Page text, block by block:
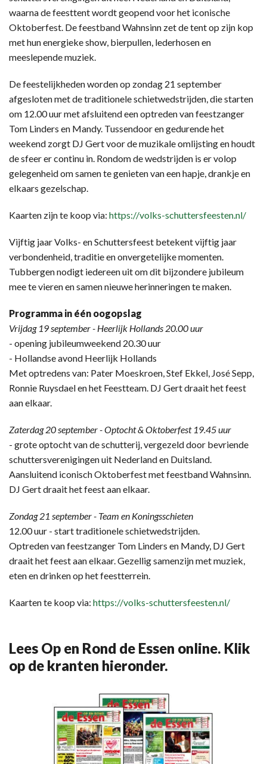
waarna de feesttent wordt geopend voor het iconische
Oktoberfest. De feestband Wahnsinn zet de tent op zijn kop
met hun energieke show, bierpullen, lederhosen en
meeslepende muziek.
De feestelijkheden worden op zondag 21 september
afgesloten met de traditionele schietwedstrijden, die starten
om 12.00 uur met afsluitend een optreden van feestzanger
Tom Linders en Mandy. Tussendoor en gedurende het
weekend zorgt DJ Gert voor de muzikale omlijsting en houdt
de sfeer er continu in. Rondom de wedstrijden is er volop
gelegenheid om samen te genieten van een hapje, drankje en
elkaars gezelschap.
Kaarten zijn te koop via: https://volks-schuttersfeesten.nl/
Vijftig jaar Volks- en Schuttersfeest betekent vijftig jaar
verbondenheid, traditie en onvergetelijke momenten.
Tubbergen nodigt iedereen uit om dit bijzondere jubileum
mee te vieren en samen nieuwe herinneringen te maken.
Programma in één oogopslag
Vrijdag 19 september - Heerlijk Hollands 20.00 uur
- opening jubileumweekend 20.30 uur
- Hollandse avond Heerlijk Hollands
Met optredens van: Pater Moeskroen, Stef Ekkel, José Sepp,
Ronnie Ruysdael en het Feestteam. DJ Gert draait het feest
aan elkaar.
Zaterdag 20 september - Optocht & Oktoberfest 19.45 uur
- grote optocht van de schutterij, vergezeld door bevriende
schuttersverenigingen uit Nederland en Duitsland.
Aansluitend iconisch Oktoberfest met feestband Wahnsinn.
DJ Gert draait het feest aan elkaar.
Zondag 21 september - Team en Koningsschieten
12.00 uur - start traditionele schietwedstrijden.
Optreden van feestzanger Tom Linders en Mandy, DJ Gert
draait het feest aan elkaar. Gezellig samenzijn met muziek,
eten en drinken op het feestterrein.
Kaarten te koop via: https://volks-schuttersfeesten.nl/
Lees Op en Rond de Essen online. Klik
op de kranten hieronder.